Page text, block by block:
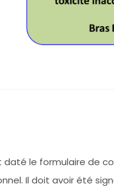
le formulaire de
Il doit avoir été